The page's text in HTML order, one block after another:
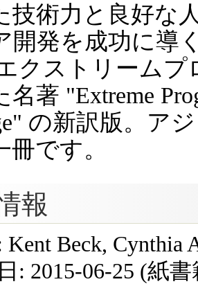
技術力と良好な
開発を成功に導
クストリーム
名著 "Extreme
の新訳版。ア
冊です。
報
Kent Beck, Cynthia
: 2015-06-25 (紙書